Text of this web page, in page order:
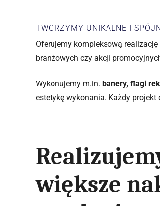
TWORZYMY UNIKALNE I
Oferujemy kompleksową
branżowych czy akcji
Wykonujemy m.in. banery, flagi
estetykę wykonania. Każdy
Realizujemy zarówno pojedyncze zamówienia, jak i
większe